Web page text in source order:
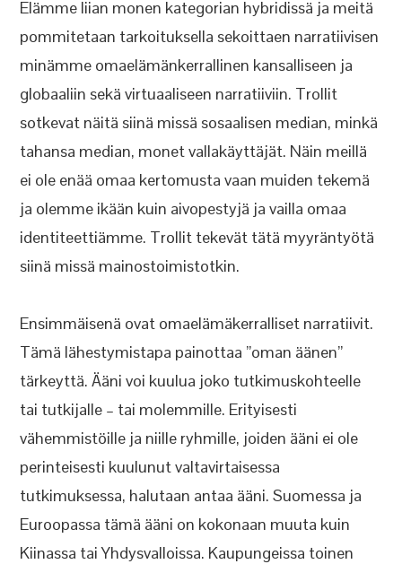
Elämme liian monen kategorian hybridissä ja meitä
pommitetaan tarkoituksella sekoittaen narratiivisen
minämme omaelämänkerrallinen kansalliseen ja
globaaliin sekä virtuaaliseen narratiiviin. Trollit
sotkevat näitä siinä missä sosaalisen median, minkä
tahansa median, monet vallakäyttäjät. Näin meillä
ei ole enää omaa kertomusta vaan muiden tekemä
ja olemme ikään kuin aivopestyjä ja vailla omaa
identiteettiämme. Trollit tekevät tätä myyräntyötä
siinä missä mainostoimistotkin.
Ensimmäisenä ovat omaelämäkerralliset narratiivit.
Tämä lähestymistapa painottaa ”oman äänen”
tärkeyttä. Ääni voi kuulua joko tutkimuskohteelle
tai tutkijalle – tai molemmille. Erityisesti
vähemmistöille ja niille ryhmille, joiden ääni ei ole
perinteisesti kuulunut valtavirtaisessa
tutkimuksessa, halutaan antaa ääni. Suomessa ja
Euroopassa tämä ääni on kokonaan muuta kuin
Kiinassa tai Yhdysvalloissa. Kaupungeissa toinen